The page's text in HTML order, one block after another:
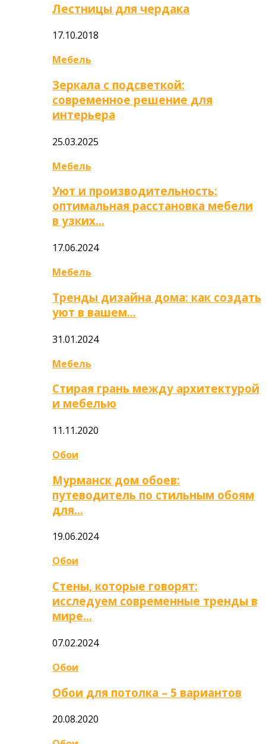
Лестницы для чердака
17.10.2018
Мебель
Зеркала с подсветкой:
современное решение для
интерьера
25.03.2025
Мебель
Уют и производительность:
оптимальная расстановка мебели
в узких…
17.06.2024
Мебель
Тренды дизайна дома: как создать
уют в вашем…
31.01.2024
Мебель
Стирая грань между архитектурой
и мебелью
11.11.2020
Обои
Мурманск дом обоев:
путеводитель по стильным обоям
для…
19.06.2024
Обои
Стены, которые говорят:
исследуем современные тренды в
мире…
07.02.2024
Обои
Обои для потолка – 5 вариантов
20.08.2020